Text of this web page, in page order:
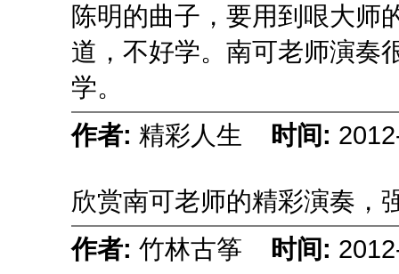
陈明的曲子，要用到哏大师
道，不好学。南可老师演奏
学。
作者: 精彩人生 时间:
欣赏南可老师的精彩演奏，
作者: 竹林古筝 时间: